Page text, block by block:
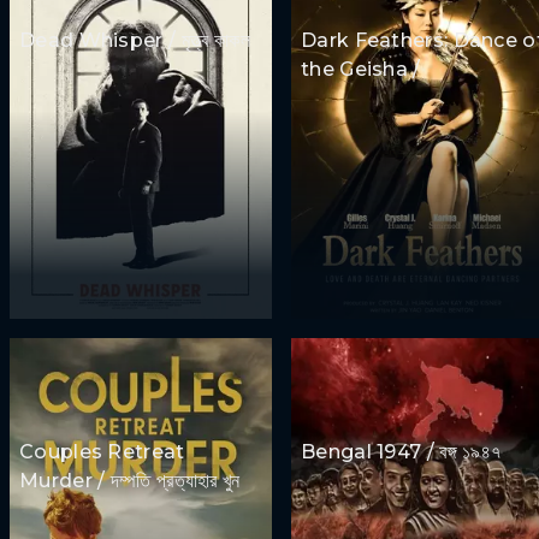
Dead Whisper / মৃত্ত্ব কাকল
Dark Feathers: Dance
the Geisha /
Couples Retreat
Murder / দম্পতি প্রত্যাহার খুন
Bengal 1947 / বঙ্গ ১৯৪৭